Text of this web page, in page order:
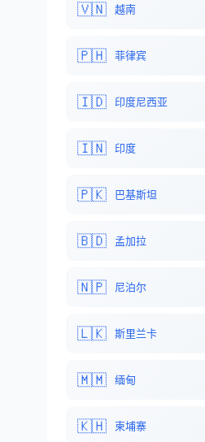
🇻🇳 越南
🇵🇭 菲律宾
🇮🇩 印度尼西亚
🇮🇳 印度
🇵🇰 巴基斯坦
🇧🇩 孟加拉
🇳🇵 尼泊尔
🇱🇰 斯里兰卡
🇲🇲 缅甸
🇰🇭 柬埔寨